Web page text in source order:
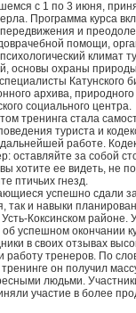
с 1 по 3 июня,
Программа курса
и
помощи,
климат
основы охраны
Катунского
архива,
социального центра.
тренинга стала
туриста и
работе.
оставляйте за собой
хотите ее видеть, не
птичьих гнезд.
успешно сдали
так и навыки
Усть-Коксинском
успешном окончании
в своих отзывах
работу тренеров. По
он получил
людьми.
участие в более